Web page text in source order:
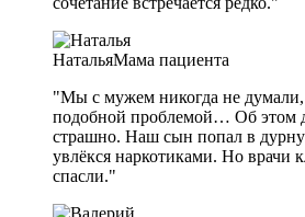
НатальяМама пациента
"Мы с мужем никогда не думали,
подобной проблемой… Об этом
страшно. Наш сын попал в
увлёкся наркотиками. Но врачи
спасли."